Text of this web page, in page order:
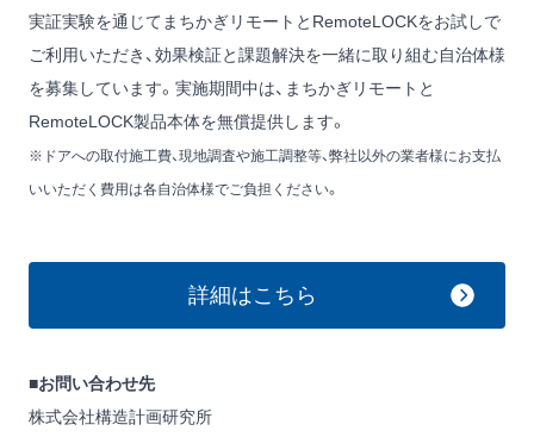
実証実験を通じてまちかぎリモートとRemoteLOCKをお試しで
ご利用いただき、効果検証と課題解決を一緒に取り組む自治体様
を募集しています。実施期間中は、まちかぎリモートと
RemoteLOCK製品本体を無償提供します。
※ドアへの取付施工費、現地調査や施工調整等、弊社以外の業者様にお支払
いいただく費用は各自治体様でご負担ください。
詳細はこちら
■お問い合わせ先
株式会社構造計画研究所